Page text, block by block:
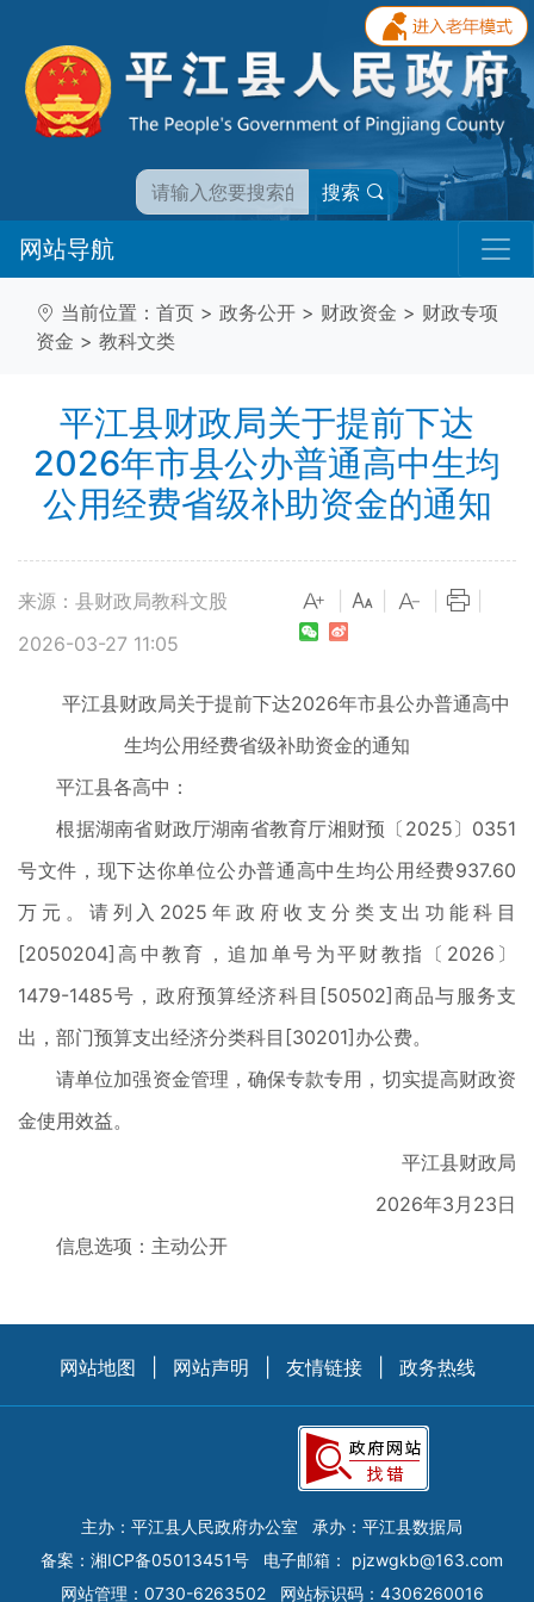
搜索
网站导航
当前位置： 首页 > 政务公开 > 财政资金 > 财政专项
资金 > 教科文类
平江县财政局关于提前下达
2026年市县公办普通高中生均
公用经费省级补助资金的通知
来源：县财政局教科文股
2026-03-27 11:05
平江县财政局关于提前下达2026年市县公办普通高中
生均公用经费省级补助资金的通知
平江县各高中：
根据湖南省财政厅湖南省教育厅湘财预〔2025〕0351
号文件，现下达你单位公办普通高中生均公用经费937.60
万元。请列入2025年政府收支分类支出功能科目
[2050204]高中教育，追加单号为平财教指〔2026〕
1479-1485号，政府预算经济科目[50502]商品与服务支
出，部门预算支出经济分类科目[30201]办公费。
请单位加强资金管理，确保专款专用，切实提高财政资
金使用效益。
平江县财政局
2026年3月23日
信息选项：主动公开
网站地图 网站声明 友情链接 政务热线
主办：平江县人民政府办公室
承办：平江县数据局
备案： 湘ICP备05013451号 电子邮箱： pjzwgkb@163.com
网站管理：0730-6263502
网站标识码：4306260016